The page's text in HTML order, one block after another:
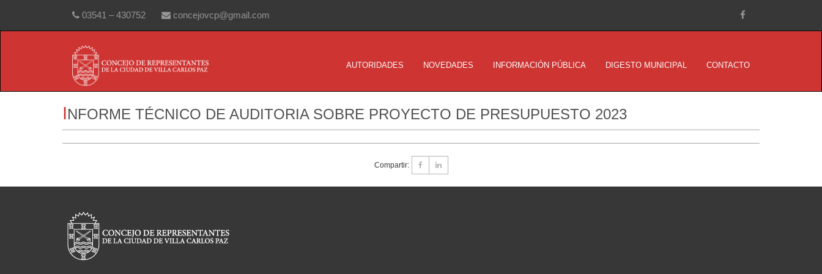
03541 – 430752 concejovcp@gmail.com
AUTORIDADES NOVEDADES INFORMACIÓN PÚBLICA DIGESTO MUNICIPAL CONTACTO
INFORME TÉCNICO DE AUDITORIA SOBRE PROYECTO DE PRESUPUESTO 2023
Compartir: